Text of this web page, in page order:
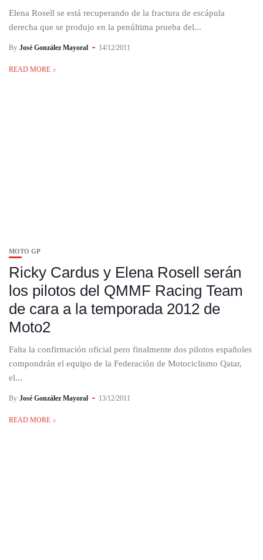
Elena Rosell se está recuperando de la fractura de escápula
derecha que se produjo en la penúltima prueba del...
By José González Mayoral 14/12/2011
READ MORE
MOTO GP
Ricky Cardus y Elena Rosell serán
los pilotos del QMMF Racing Team
de cara a la temporada 2012 de
Moto2
Falta la confirmación oficial pero finalmente dos pilotos españoles
compondrán el equipo de la Federación de Motociclismo Qatar,
el...
By José González Mayoral 13/12/2011
READ MORE